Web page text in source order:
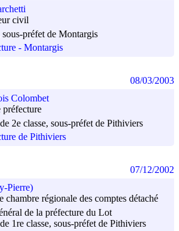
civil
sous-préfet de Montargis
- Montargis
Colombet
préfecture
2e classe, sous-préfet de Pithiviers
de Pithiviers
08/03/2003
Pierre)
chambre régionale des comptes détaché
de la préfecture du Lot
1re classe, sous-préfet de Pithiviers
07/12/2002